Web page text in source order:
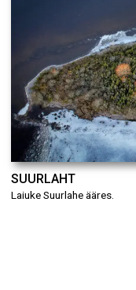
SUURLAHT
Laiuke Suurlahe ääres.